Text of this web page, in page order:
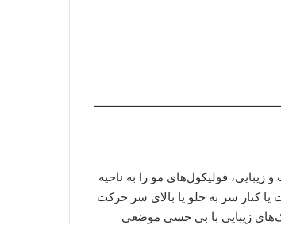
فولیکول‌های مو را به ناحیه
کنار سر به جلو یا بالای سر حرکت
زیبایی با بی حسی موضعی